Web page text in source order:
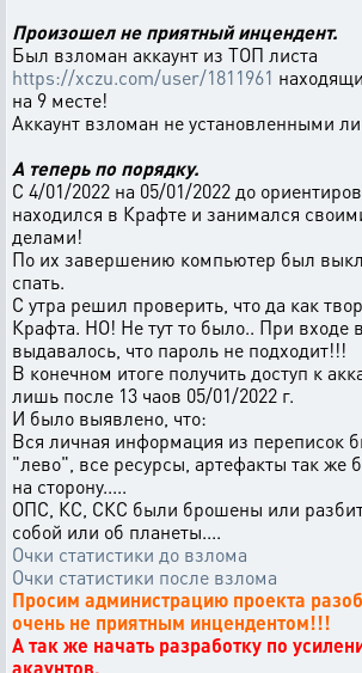
Произошел не приятный инцендент.
Был взломан аккаунт из ТОП листа
https://xczu.com/user/1811961
на 9 месте!
Аккаунт взломан не установленными
А теперь по порядку.
С 4/01/2022 на 05/01/2022 до
находился в Крафте и занимался
делами!
По их завершению компьютер был
спать.
С утра решил проверить, что да как
Крафта. НО! Не тут то было.. При входе
выдавалось, что пароль не подходит!!!
В конечном итоге получить доступ к
лишь после 13 чаов 05/01/2022 г.
И было выявлено, что:
Вся личная информация из переписок
"лево", все ресурсы, артефакты так же
на сторону.....
ОПС, КС, СКС были брошены или
собой или об планеты....
Очки статистики до взлома
Очки статистики после взлома
Просим администрацию проекта
очень не приятным инцендентом!!!
А так же начать разработку по
акаунтов.